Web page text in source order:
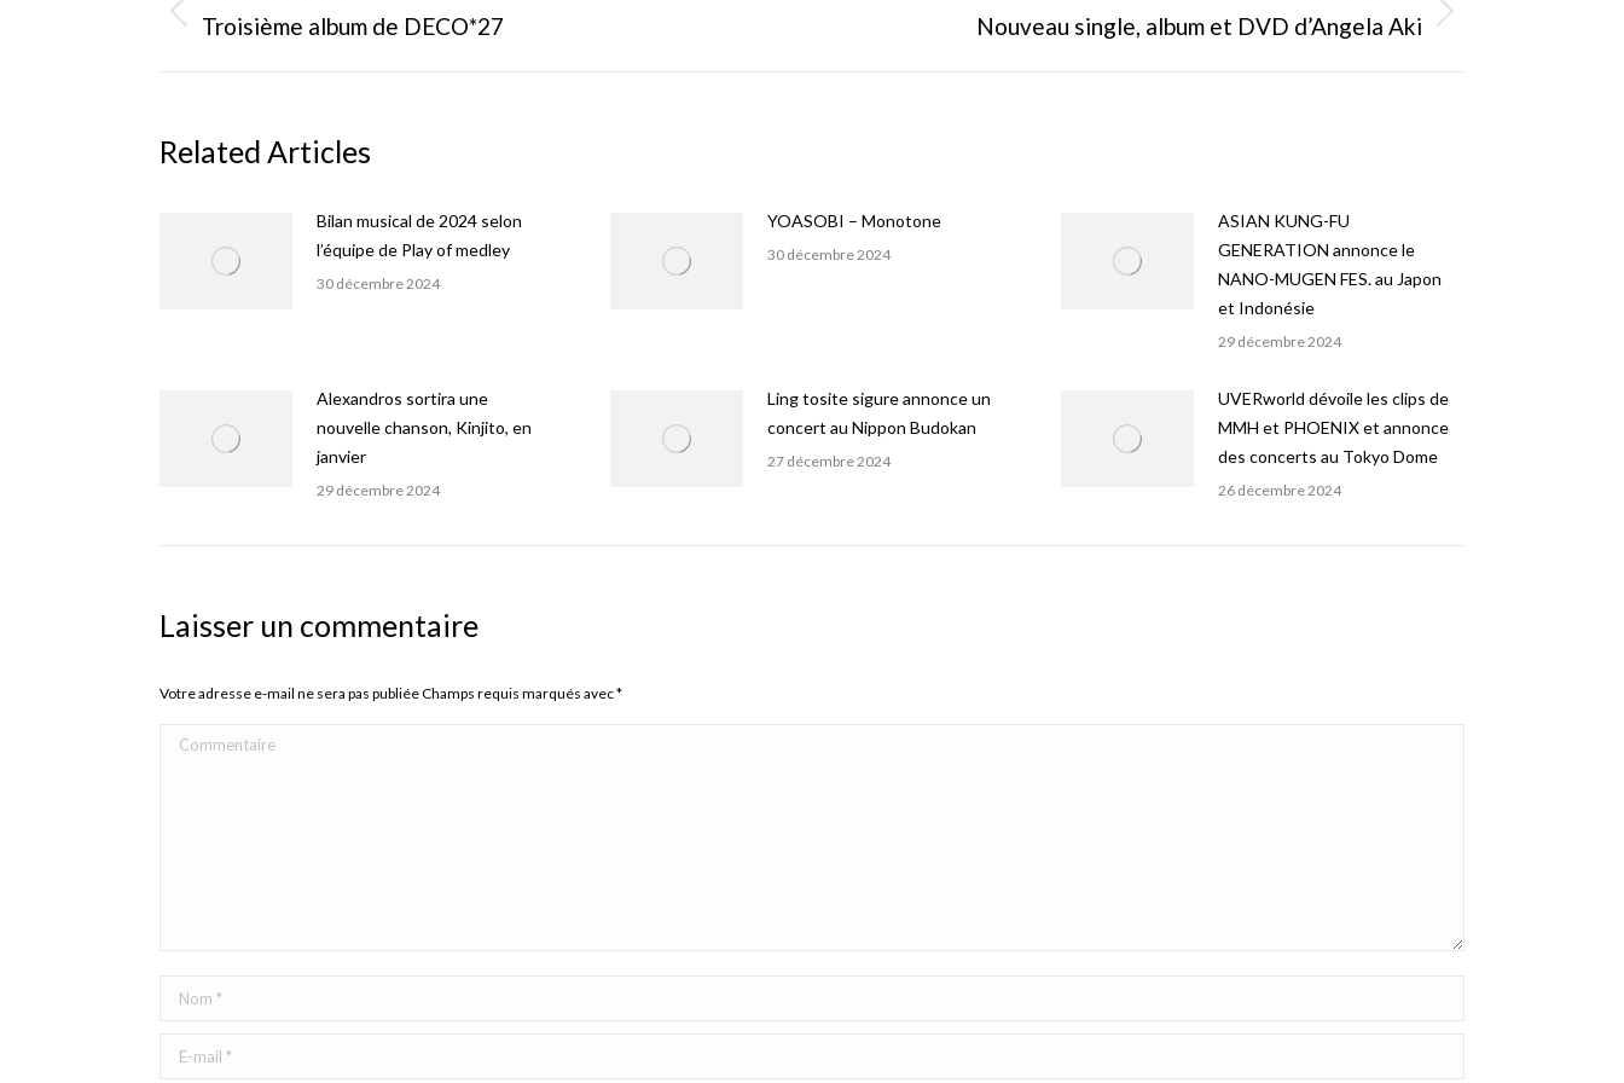
deOnglet
Troisième album de DECO*27 Nouveau single, album et DVD d’Angela Aki
Related Articles
Bilan musical de 2024 selon
l’équipe de Play of medley
30 décembre 2024
YOASOBI – Monotone
30 décembre 2024
ASIAN KUNG-FU
GENERATION annonce le
NANO-MUGEN FES. au Japon
et Indonésie
29 décembre 2024
Alexandros sortira une
nouvelle chanson, Kinjito, en
janvier
29 décembre 2024
Ling tosite sigure annonce un
concert au Nippon Budokan
27 décembre 2024
UVERworld dévoile les clips de
MMH et PHOENIX et annonce
des concerts au Tokyo Dome
26 décembre 2024
Laisser un commentaire
Votre adresse e-mail ne sera pas publiée Champs requis marqués avec*
Commentaire
Nom *
E-mail *